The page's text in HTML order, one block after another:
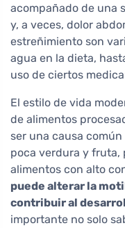
acompañado de una
y, a veces, dolor
estreñimiento son
agua en la dieta,
uso de ciertos
El estilo de vida
de alimentos
ser una causa
poca verdura y fruta,
alimentos con alto
puede alterar la
contribuir al
importante no solo